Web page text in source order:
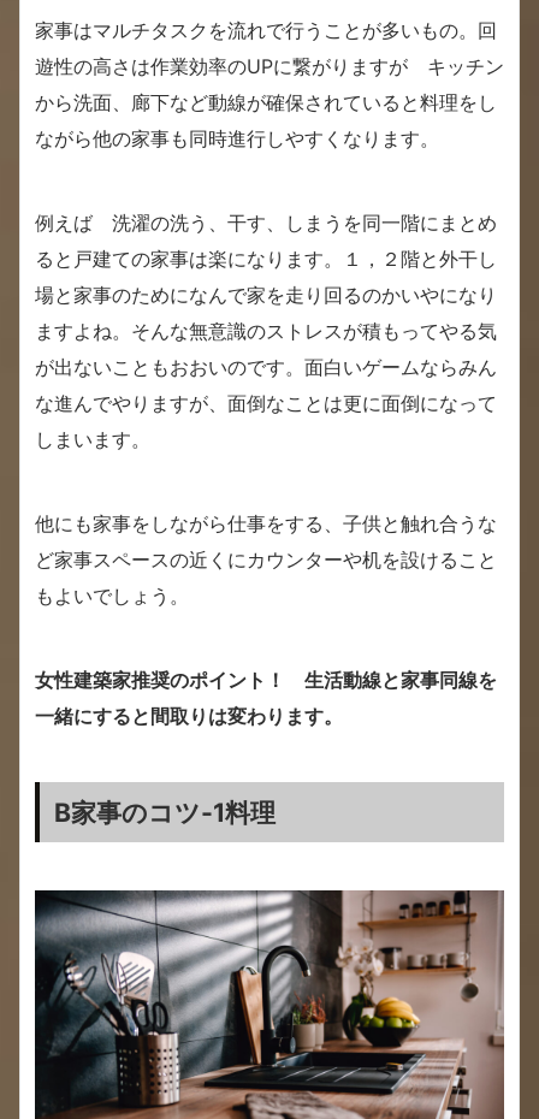
家事はマルチタスクを流れで行うことが多いもの。回
遊性の高さは作業効率のUPに繋がりますが キッチン
から洗面、廊下など動線が確保されていると料理をし
ながら他の家事も同時進行しやすくなります。
例えば 洗濯の洗う、干す、しまうを同一階にまとめ
ると戸建ての家事は楽になります。１，２階と外干し
場と家事のためになんで家を走り回るのかいやになり
ますよね。そんな無意識のストレスが積もってやる気
が出ないこともおおいのです。面白いゲームならみん
な進んでやりますが、面倒なことは更に面倒になって
しまいます。
他にも家事をしながら仕事をする、子供と触れ合うな
ど家事スペースの近くにカウンターや机を設けること
もよいでしょう。
女性建築家推奨のポイント！ 生活動線と家事同線を
一緒にすると間取りは変わります。
B家事のコツ-1料理